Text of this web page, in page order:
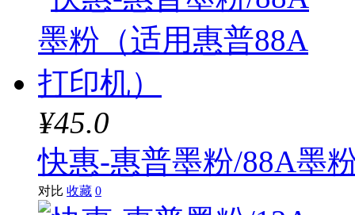
¥45.0
快惠-惠普墨粉/88A墨
对比 收藏 0